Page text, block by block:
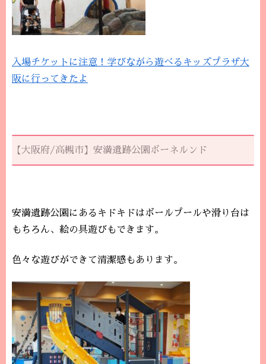
入場チケットに注意！学びながら遊べるキッズプラザ大
阪に行ってきたよ
【大阪府/高槻市】安満遺跡公園ボーネルンド
安満遺跡公園にあるキドキドはボールプールや滑り台は
もちろん、絵の具遊びもできます。
色々な遊びができて清潔感もあります。